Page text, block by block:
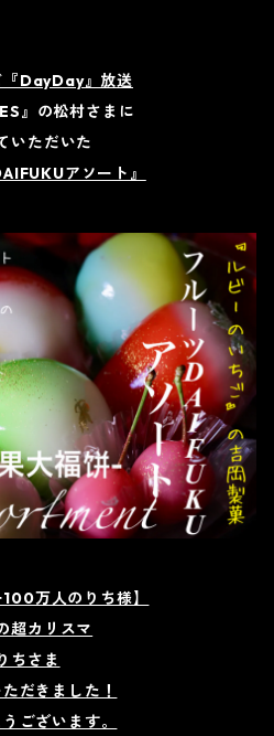
『DayDay』放送
』の松村さまに
いただいた
アソート』
100万人のりち様】
超カリスマ
ちさま
だきました！
ございます。